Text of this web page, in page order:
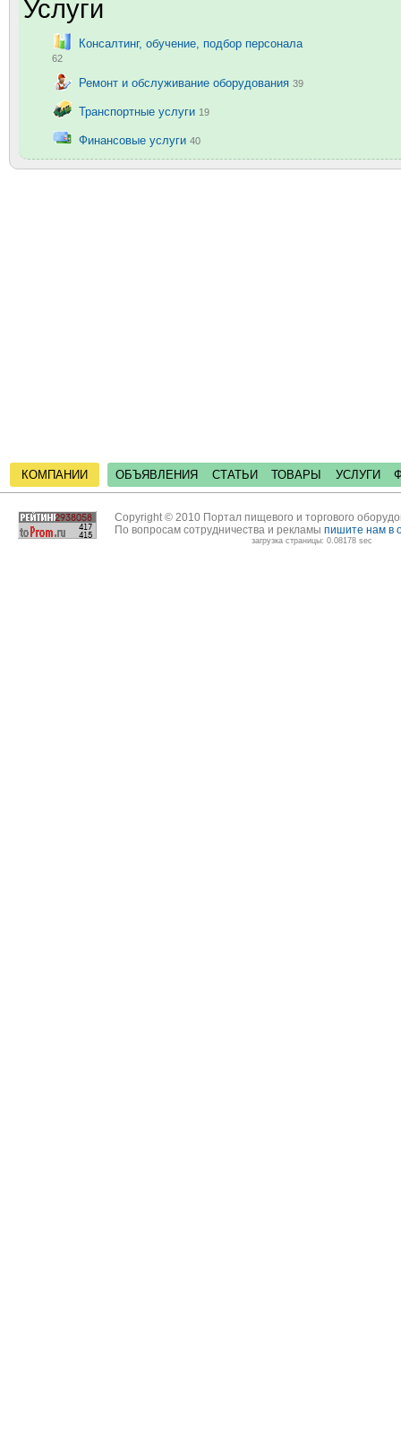
Услуги
Консалтинг, обучение, подбор персонала
62
Ремонт и обслуживание оборудования 39
Транспортные услуги 19
Финансовые услуги 40
КОМПАНИИ ОБЪЯВЛЕНИЯ СТАТЬИ ТОВАРЫ УСЛУГИ
Copyright © 2010 Портал пищевого и торгового
По вопросам сотрудничества и рекламы пишите нам в
загрузка страницы: 0.08178 sec